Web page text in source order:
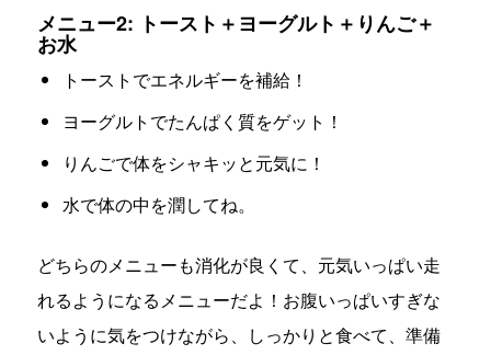
メニュー2: トースト＋ヨーグルト＋りんご＋
お水
トーストでエネルギーを補給！
ヨーグルトでたんぱく質をゲット！
りんごで体をシャキッと元気に！
水で体の中を潤してね。
どちらのメニューも消化が良くて、元気いっぱい走
れるようになるメニューだよ！お腹いっぱいすぎな
いように気をつけながら、しっかりと食べて、準備